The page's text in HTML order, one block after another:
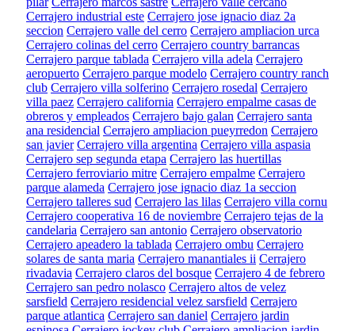
Cerrajero industrial este Cerrajero jose ignacio diaz 2a
seccion Cerrajero valle del cerro Cerrajero ampliacion urca
Cerrajero colinas del cerro Cerrajero country barrancas
Cerrajero parque tablada Cerrajero villa adela Cerrajero
aeropuerto Cerrajero parque modelo Cerrajero country ranch
club Cerrajero villa solferino Cerrajero rosedal Cerrajero
villa paez Cerrajero california Cerrajero empalme casas de
obreros y empleados Cerrajero bajo galan Cerrajero santa
ana residencial Cerrajero ampliacion pueyrredon Cerrajero
san javier Cerrajero villa argentina Cerrajero villa aspasia
Cerrajero sep segunda etapa Cerrajero las huertillas
Cerrajero ferroviario mitre Cerrajero empalme Cerrajero
parque alameda Cerrajero jose ignacio diaz 1a seccion
Cerrajero talleres sud Cerrajero las lilas Cerrajero villa cornu
Cerrajero cooperativa 16 de noviembre Cerrajero tejas de la
candelaria Cerrajero san antonio Cerrajero observatorio
Cerrajero apeadero la tablada Cerrajero ombu Cerrajero
solares de santa maria Cerrajero manantiales ii Cerrajero
rivadavia Cerrajero claros del bosque Cerrajero 4 de febrero
Cerrajero san pedro nolasco Cerrajero altos de velez
sarsfield Cerrajero residencial velez sarsfield Cerrajero
parque atlantica Cerrajero san daniel Cerrajero jardin